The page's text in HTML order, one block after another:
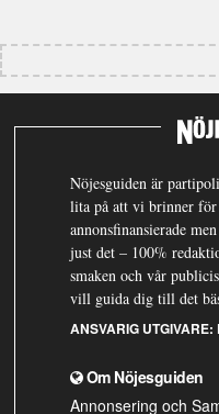
Nöjesguiden är
lita på att vi brinner
annonsfinansierade
just det – 100%
smaken och vår
vill guida dig till det
ANSVARIG UTGIVARE:
Om Nöjesguiden
Annonsering och